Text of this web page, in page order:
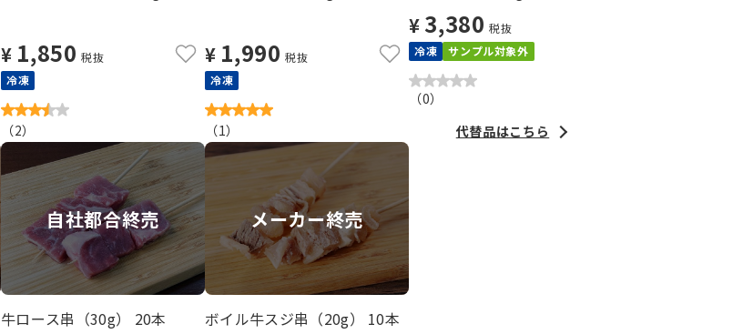
¥ 1,850 税抜
冷凍
（2）
¥ 1,990 税抜
冷凍
（1）
¥ 3,380 税抜
冷凍
サンプル対象外
（0）
代替品はこちら
自社都合終売
牛ロース串（30g） 20本
メーカー終売
ボイル牛スジ串（20g） 10本